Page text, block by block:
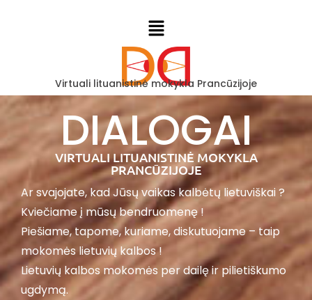
Virtuali lituanistinė mokykla Prancūzijoje
DIALOGAI
VIRTUALI LITUANISTINĖ MOKYKLA
PRANCŪZIJOJE
Ar svajojate, kad Jūsų vaikas kalbėtų lietuviškai ?
Kviečiame į mūsų bendruomenę !
Piešiame, tapome, kuriame, diskutuojame – taip
mokomės lietuvių kalbos !
Lietuvių kalbos mokomės per dailę ir pilietiškumo
ugdymą.